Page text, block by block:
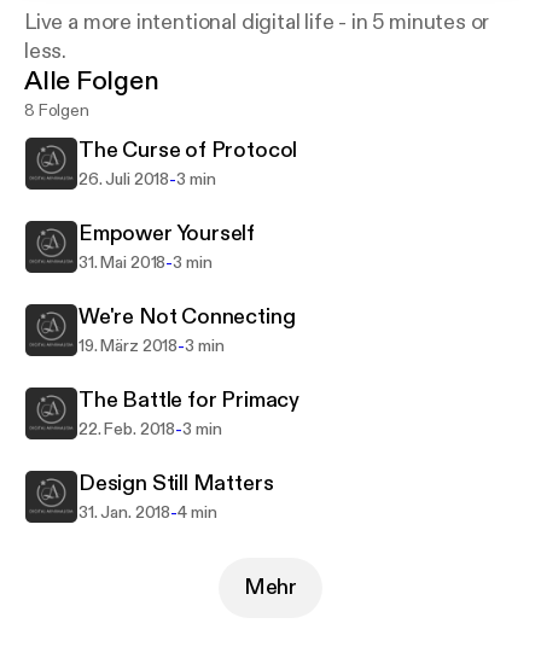
Live a more intentional digital life - in 5 minutes or
less.
Alle Folgen
8 Folgen
The Curse of Protocol
26. Juli 2018-3 min
Empower Yourself
31. Mai 2018-3 min
We're Not Connecting
19. März 2018-3 min
The Battle for Primacy
22. Feb. 2018-3 min
Design Still Matters
31. Jan. 2018-4 min
Mehr